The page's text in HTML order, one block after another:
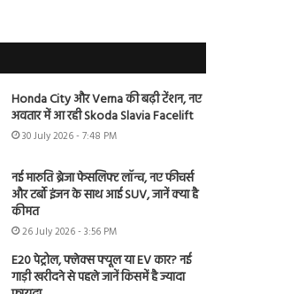
Honda City और Verna की बढ़ी टेंशन, नए
अवतार में आ रही Skoda Slavia Facelift
30 July 2026 - 7:48 PM
नई मारुति ब्रेजा फेसलिफ्ट लॉन्च, नए फीचर्स
और टर्बो इंजन के साथ आई SUV, जानें क्या है
कीमत
26 July 2026 - 3:56 PM
E20 पेट्रोल, फ्लेक्स फ्यूल या EV कार? नई
गाड़ी खरीदने से पहले जानें किसमें है ज्यादा